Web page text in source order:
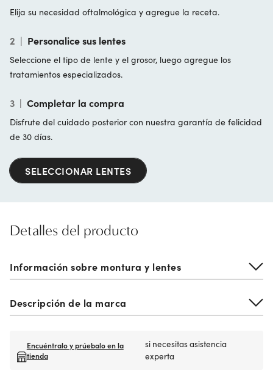
Elija su necesidad oftalmológica y agregue la receta.
2 | Personalice sus lentes
Seleccione el tipo de lente y el grosor, luego agregue los
tratamientos especializados.
3 | Completar la compra
Disfrute del cuidado posterior con nuestra garantía de felicidad
de 30 días.
SELECCIONAR LENTES
Detalles del producto
Información sobre montura y lentes
Descripción de la marca
Encuéntralo y prúebalo en la
tienda
si necesitas asistencia
experta